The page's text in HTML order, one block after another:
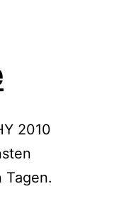
2010
Tagen.